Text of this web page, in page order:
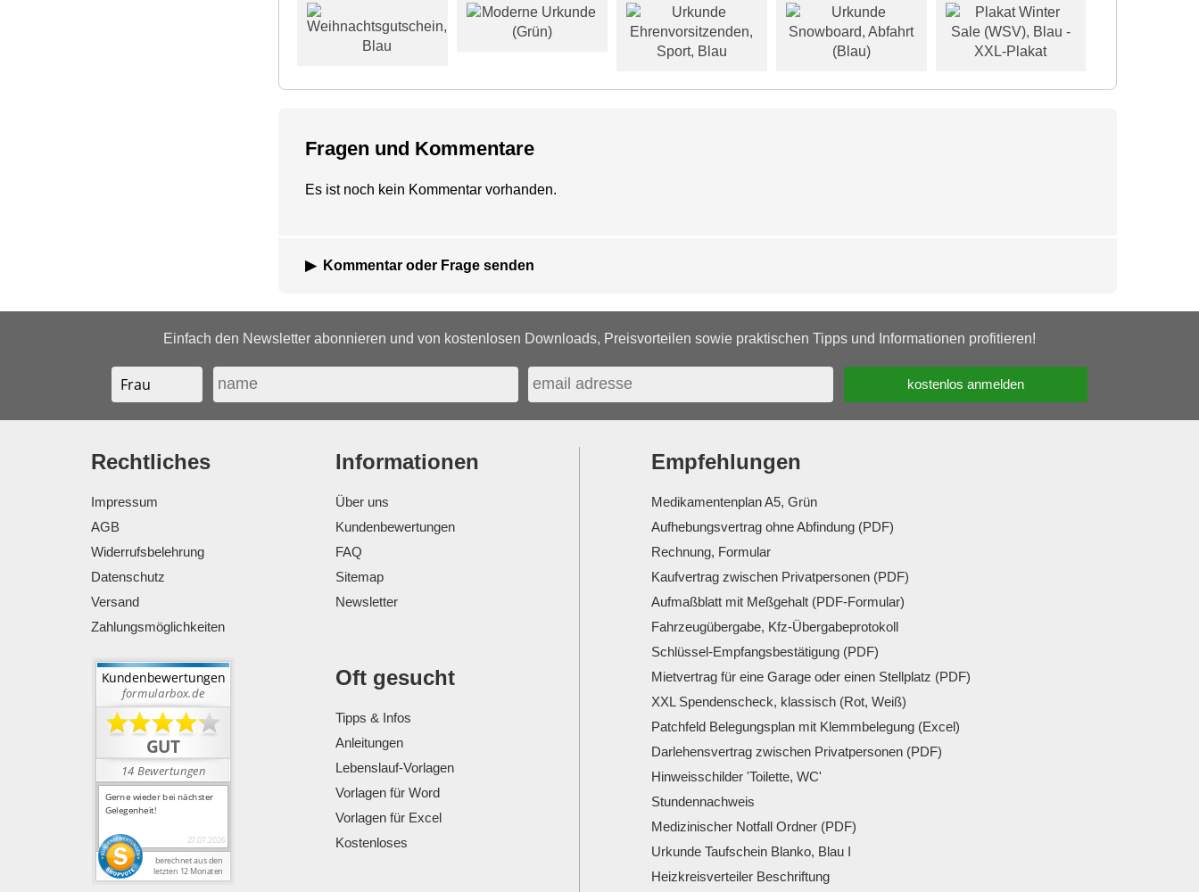
Fragen und Kommentare
Es ist noch kein Kommentar vorhanden.
Kommentar oder Frage senden
Einfach den Newsletter abonnieren und von kostenlosen Downloads, Preisvorteilen sowie praktischen Tipps und Informationen profitieren!
Rechtliches
Impressum
AGB
Widerrufsbelehrung
Datenschutz
Versand
Zahlungsmöglichkeiten
Informationen
Über uns
Kundenbewertungen
FAQ
Sitemap
Newsletter
Oft gesucht
Tipps & Infos
Anleitungen
Lebenslauf-Vorlagen
Vorlagen für Word
Vorlagen für Excel
Kostenloses
Empfehlungen
Medikamentenplan A5, Grün
Aufhebungsvertrag ohne Abfindung (PDF)
Rechnung, Formular
Kaufvertrag zwischen Privatpersonen (PDF)
Aufmaßblatt mit Meßgehalt (PDF-Formular)
Fahrzeugübergabe, Kfz-Übergabeprotokoll
Schlüssel-Empfangsbestätigung (PDF)
Mietvertrag für eine Garage oder einen Stellplatz (PDF)
XXL Spendenscheck, klassisch (Rot, Weiß)
Patchfeld Belegungsplan mit Klemmbelegung (Excel)
Darlehensvertrag zwischen Privatpersonen (PDF)
Hinweisschilder 'Toilette, WC'
Stundennachweis
Medizinischer Notfall Ordner (PDF)
Urkunde Taufschein Blanko, Blau I
Heizkreisverteiler Beschriftung